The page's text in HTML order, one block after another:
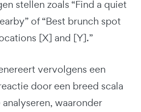
stellen zoals “Find a quiet
of “Best brunch spot
[X] and [Y].”
vervolgens een
door een breed scala
waaronder